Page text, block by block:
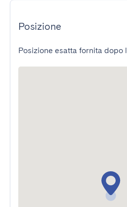
Posizione
Posizione esatta fornita dopo